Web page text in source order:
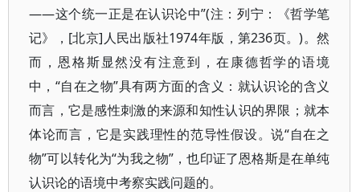
——这个统一正是在认识论中”(注：列宁：《哲学笔
记》，[北京]人民出版社1974年版，第236页。)。然
而，恩格斯显然没有注意到，在康德哲学的语境
中，“自在之物”具有两方面的含义：就认识论的含义
而言，它是感性刺激的来源和知性认识的界限；就本
体论而言，它是实践理性的范导性假设。说“自在之
物”可以转化为“为我之物”，也印证了恩格斯是在单纯
认识论的语境中考察实践问题的。